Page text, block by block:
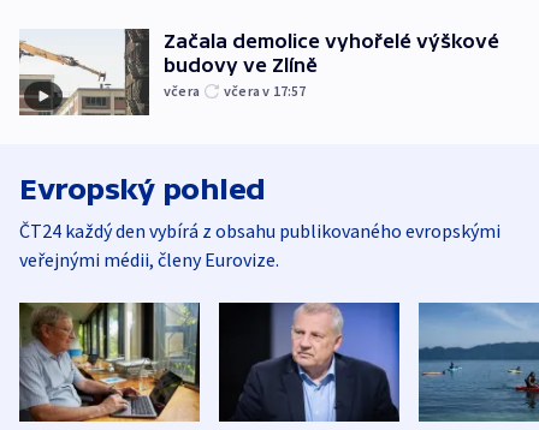
Začala demolice vyhořelé výškové
budovy ve Zlíně
včera včera v 17:57
Evropský pohled
ČT24 každý den vybírá z obsahu publikovaného evropskými
veřejnými médii, členy Eurovize.